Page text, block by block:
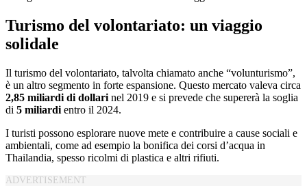
Turismo del volontariato: un viaggio
solidale
Il turismo del volontariato, talvolta chiamato anche “volunturismo”,
è un altro segmento in forte espansione. Questo mercato valeva circa
2,85 miliardi di dollari nel 2019 e si prevede che supererà la soglia
di 5 miliardi entro il 2024.
I turisti possono esplorare nuove mete e contribuire a cause sociali e
ambientali, come ad esempio la bonifica dei corsi d’acqua in
Thailandia, spesso ricolmi di plastica e altri rifiuti.